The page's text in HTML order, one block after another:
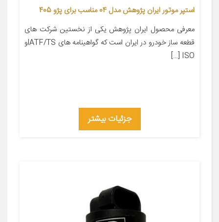
استپر موتور ایران پژوهش مدل 04 مناسب برای پژو 405
معرفی محصول ایران پژوهش یکی از نخستین شرکت های
قطعه ساز خودرو در ایران است که گواهینامه های lATF/TSو
ISO […]
جزئیات بیشتر